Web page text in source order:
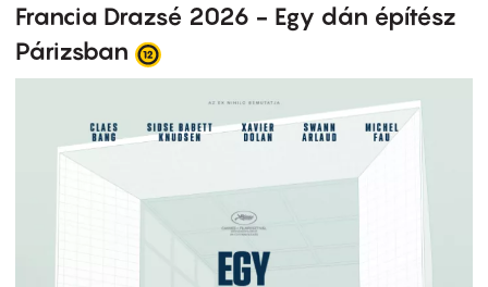
Francia Drazsé 2026 - Egy dán építész
Párizsban